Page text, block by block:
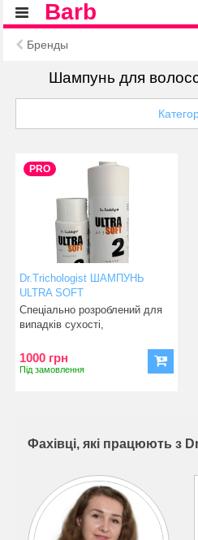
Barb
Бренды
Шампунь для
PRO
Dr.Trichologist ШАМПУНЬ
ULTRA SOFT
Спеціально розроблений для
випадків cухості,
1000 грн
Під замовлення
Фахівці, які працюють з